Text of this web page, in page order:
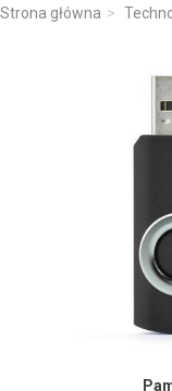
Strona główna